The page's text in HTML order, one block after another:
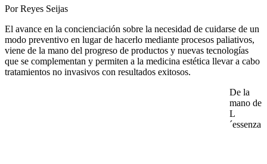
Por Reyes Seijas
El avance en la concienciación sobre la necesidad de cuidarse de un
modo preventivo en lugar de hacerlo mediante procesos paliativos,
viene de la mano del progreso de productos y nuevas tecnologías
que se complementan y permiten a la medicina estética llevar a cabo
tratamientos no invasivos con resultados exitosos.
De la
mano de
L
´essenza